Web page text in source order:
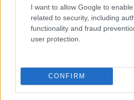
I want to allow Google to
related to security, including
functionality and fraud
user protection.
CONFIRM
περίοδο (4ος αιώνας μ.Χ.-
και στην οθωμανική
μ.Χ.-18ος αιώνας μ.Χ.). Το